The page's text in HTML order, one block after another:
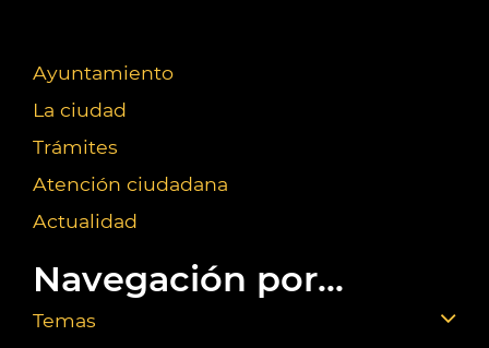
Ayuntamiento
La ciudad
Trámites
Atención ciudadana
Actualidad
Navegación por...
Temas